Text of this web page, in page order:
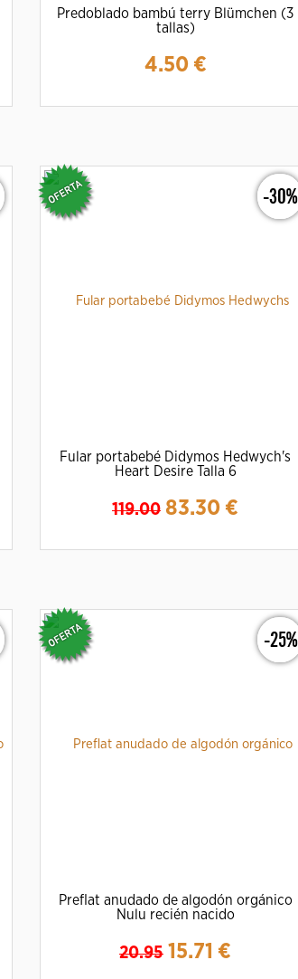
Predoblado bambú terry Blümchen (3
tallas)
4.50€
-30%
Fular portabebé Didymos Hedwych's
Heart Desire Talla 6
119.00 83.30 €
-25%
Preflat anudado de algodón orgánico
Nulu recién nacido
20.95 15.71 €